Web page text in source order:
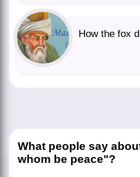
How the fox
What people say
whom be peace"?